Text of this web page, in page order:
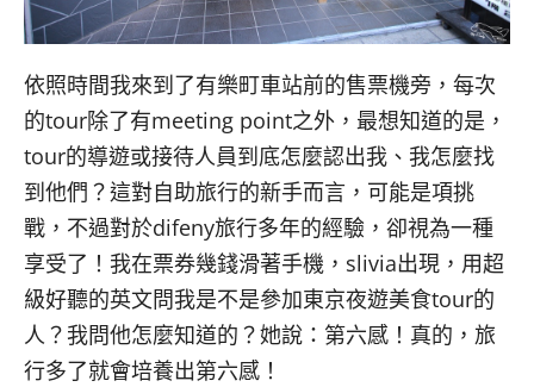
依照時間我來到了有樂町車站前的售票機旁，每次
的tour除了有meeting point之外，最想知道的是，
tour的導遊或接待人員到底怎麼認出我、我怎麼找
到他們？這對自助旅行的新手而言，可能是項挑
戰，不過對於difeny旅行多年的經驗，卻視為一種
享受了！我在票券幾錢滑著手機， slivia出現，用超
級好聽的英文問我是不是參加東京夜遊美食tour的
人？我問他怎麼知道的？她說：第六感！真的，旅
行多了就會培養出第六感！